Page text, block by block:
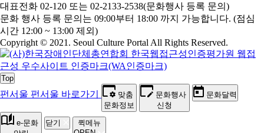
대표전화 02-120 또는 02-2133-2538(문화행사 등록 문의)
문화 행사 등록 문의는 09:00부터 18:00 까지 가능합니다. (점심
시간 12:00 ~ 13:00 제외)
Copyright © 2021. Seoul Culture Portal All Rights Reserved.
Top
펀서울 펀서울 바로가기
맞춤
문화정보
문화행사
신청
문화달력
e-문화
닫기
퀵메뉴